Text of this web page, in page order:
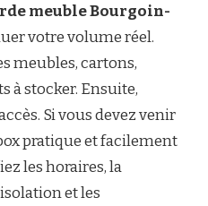
meuble Bourgoin-
votre volume réel.
meubles, cartons,
à stocker. Ensuite,
Si vous devez venir
pratique et facilement
les horaires, la
et les